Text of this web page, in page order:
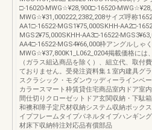
□-16020-MWG☆¥28,900□-16520-
MWG☆¥31,000222,2382,208サイズ呼称
AA1□-16522-MGS1¥75,000SKHH-AA2□-
MGS2¥75,000SKHH-AA3□-16522-
AA4□-16522-MGS4¥66,000枠アングルしゃ
MWG☆¥37,800K1_L062_0204掲載価格には
（ガラス組込商品を除く）、組立代、取付
ておりません。受発注資料集１室内建具グ
スクラシック・モダンウッディーラインベ
カラースマート枠賃貸住宅商品室内ドア室
間仕切りクローゼットドア玄関収納・下駄
和襖和障子定尺材収納システム収納ボック
イプフレームタイプパネルタイプハンギン
材床下収納特注対応品有償部品